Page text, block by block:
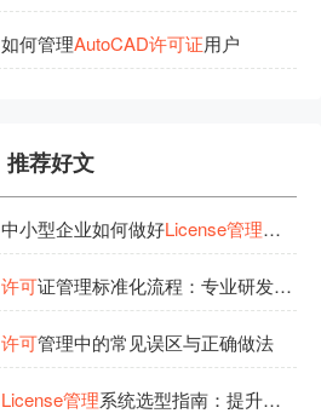
如何管理AutoCAD许可证用户
推荐好文
中小型企业如何做好License管理？实
许可证管理标准化流程：专业研发团队的经验总结
许可管理中的常见误区与正确做法
License管理系统选型指南：提升企业管理效率